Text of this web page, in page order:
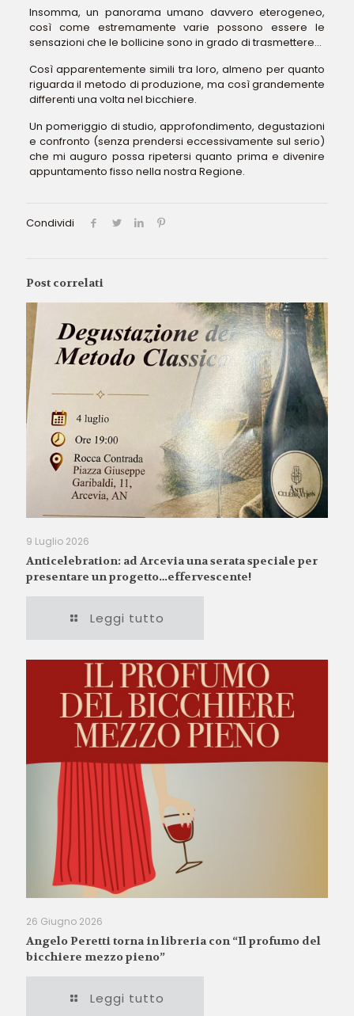
Insomma, un panorama umano davvero eterogeneo,
così come estremamente varie possono essere le
sensazioni che le bollicine sono in grado di trasmettere…
Così apparentemente simili tra loro, almeno per quanto
riguarda il metodo di produzione, ma così grandemente
differenti una volta nel bicchiere.
Un pomeriggio di studio, approfondimento, degustazioni
e confronto (senza prendersi eccessivamente sul serio)
che mi auguro possa ripetersi quanto prima e divenire
appuntamento fisso nella nostra Regione.
Condividi
Post correlati
9 Luglio 2026
Anticelebration: ad Arcevia una serata speciale per
presentare un progetto…effervescente!
Leggi tutto
26 Giugno 2026
Angelo Peretti torna in libreria con “Il profumo del
bicchiere mezzo pieno”
Leggi tutto